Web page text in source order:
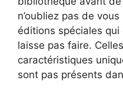
n’oubliez pas de
éditions spéciales
laisse pas faire.
caractéristiques
sont pas présents